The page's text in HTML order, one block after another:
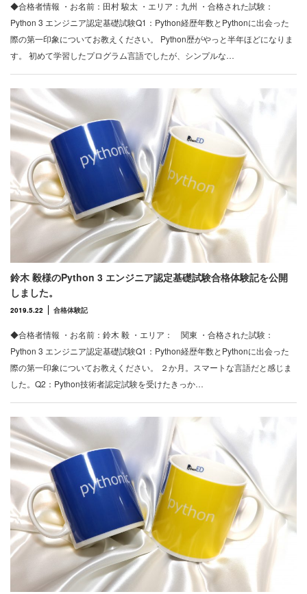
◆合格者情報 ・お名前：田村 駿太 ・エリア：九州 ・合格された試験：
Python 3 エンジニア認定基礎試験Q1：Python経歴年数とPythonに出会った
際の第一印象についてお教えください。 Python歴がやっと半年ほどになりま
す。 初めて学習したプログラム言語でしたが、シンプルな…
鈴木 毅様のPython 3 エンジニア認定基礎試験合格体験記を公開
しました。
2019.5.22 合格体験記
◆合格者情報 ・お名前：鈴木 毅 ・エリア： 関東 ・合格された試験：
Python 3 エンジニア認定基礎試験Q1：Python経歴年数とPythonに出会った
際の第一印象についてお教えください。 ２か月。スマートな言語だと感じま
した。Q2：Python技術者認定試験を受けたきっか…